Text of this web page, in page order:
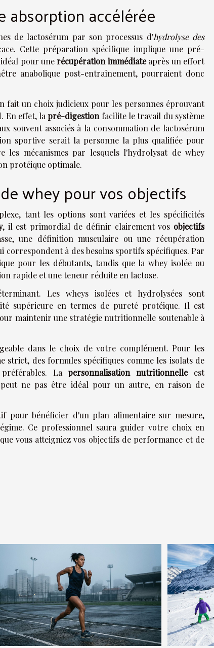
absorption accélérée
de lactosérum par son processus d'hydrolyse des
Cette préparation spécifique implique une pré-
pour unerécupération immédiateaprès un effort
anabolique post-entraînement, pourraient donc
fait un choix judicieux pour les personnes éprouvant
En effet, lapré-digestion facilite le travail du système
souvent associés à la consommation de lactosérum
sportive serait la personne la plus qualifiée pour
mécanismes par lesquels l'hydrolysat de whey
protéique optimale.
whey pour vos objectifs
tant les options sont variées et les spécificités
, il est primordial de définir clairement vos objectifs
une définition musculaire ou une récupération
correspondent à des besoins sportifs spécifiques. Par
pour les débutants, tandis que la whey isolée ou
rapide et une teneur réduite en lactose.
Les wheys isolées et hydrolysées sont
supérieure en termes de pureté protéique. Il est
maintenir une stratégie nutritionnelle soutenable à
dans le choix de votre complément. Pour les
strict, des formules spécifiques comme les isolats de
préférables. Lapersonnalisation nutritionnelleest
ne pas être idéal pour un autre, en raison de
pour bénéficier d'un plan alimentaire sur mesure,
Ce professionnel saura guider votre choix en
vous atteigniez vos objectifs de performance et de